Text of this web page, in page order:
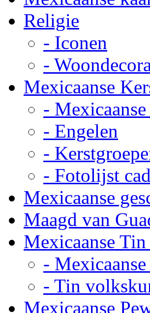
Religie
- Iconen
-
Mexicaanse
-
- Engelen
-
- Fotolijst
Mexicaanse
Maagd van
Mexicaanse
-
- Tin
Mexicaanse